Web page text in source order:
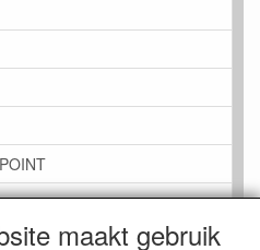
maakt gebruik